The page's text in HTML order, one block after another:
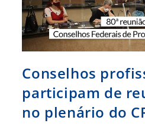
Conselhos
participam de
no plenário do